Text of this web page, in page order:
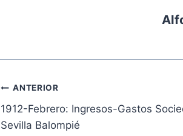
Navegación
de
ANTERIOR
1912-Febrero: Ingresos-Gastos
Sevilla Balompié